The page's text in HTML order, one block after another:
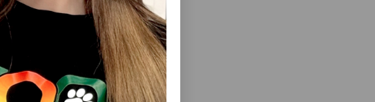
NAPF ATLANTIK
КОШЕК ЦВЕТ:СИНИЙ
МЛ #2467